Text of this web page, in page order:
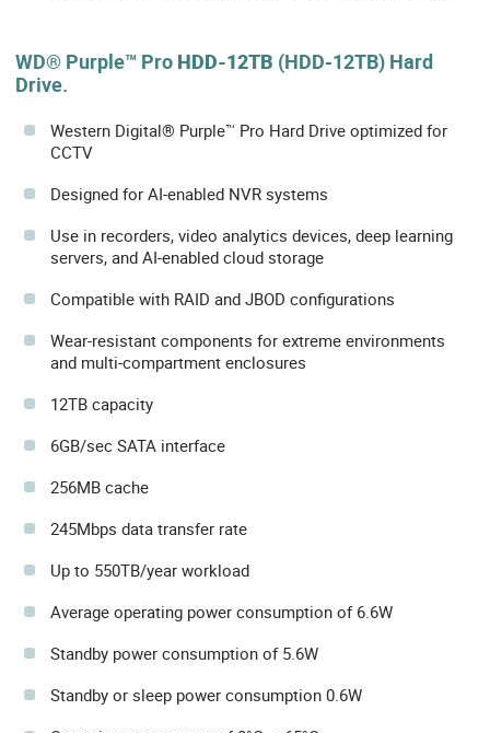
WD® Purple™ Pro HDD-12TB (HDD-12TB) Hard
Drive.
Western Digital® Purple™ Pro Hard Drive optimized for
CCTV
Designed for AI-enabled NVR systems
Use in recorders, video analytics devices, deep learning
servers, and AI-enabled cloud storage
Compatible with RAID and JBOD configurations
Wear-resistant components for extreme environments
and multi-compartment enclosures
12TB capacity
6GB/sec SATA interface
256MB cache
245Mbps data transfer rate
Up to 550TB/year workload
Average operating power consumption of 6.6W
Standby power consumption of 5.6W
Standby or sleep power consumption 0.6W